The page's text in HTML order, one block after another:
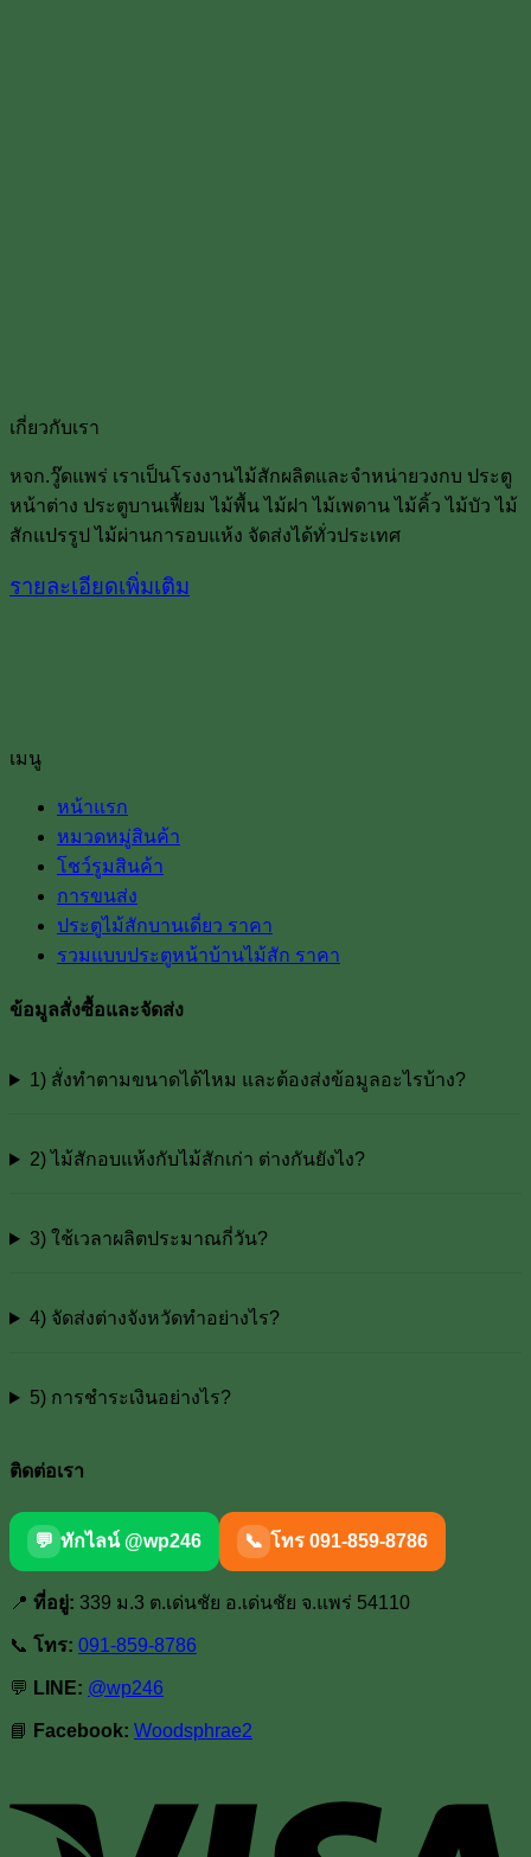
เกี่ยวกับเรา
หจก.วู๊ดแพร่ เราเป็นโรงงานไม้สักผลิตและจำหน่ายวงกบ ประตู
หน้าต่าง ประตูบานเฟื้ยม ไม้พื้น ไม้ฝา ไม้เพดาน ไม้คิ้ว ไม้บัว ไม้
สักแปรรูป ไม้ผ่านการอบแห้ง จัดส่งได้ทั่วประเทศ
รายละเอียดเพิ่มเติม
เมนู
หน้าแรก
หมวดหมู่สินค้า
โชว์รูมสินค้า
การขนส่ง
ประตูไม้สักบานเดี่ยว ราคา
รวมแบบประตูหน้าบ้านไม้สัก ราคา
ข้อมูลสั่งซื้อและจัดส่ง
1) สั่งทำตามขนาดได้ไหม และต้องส่งข้อมูลอะไรบ้าง?
2) ไม้สักอบแห้งกับไม้สักเก่า ต่างกันยังไง?
3) ใช้เวลาผลิตประมาณกี่วัน?
4) จัดส่งต่างจังหวัดทำอย่างไร?
5) การชำระเงินอย่างไร?
ติดต่อเรา
💬 ทักไลน์ @wp246 📞 โทร 091-859-8786
📍 ที่อยู่: 339 ม.3 ต.เด่นชัย อ.เด่นชัย จ.แพร่ 54110
📞 โทร: 091-859-8786
💬 LINE: @wp246
📘 Facebook: Woodsphrae2